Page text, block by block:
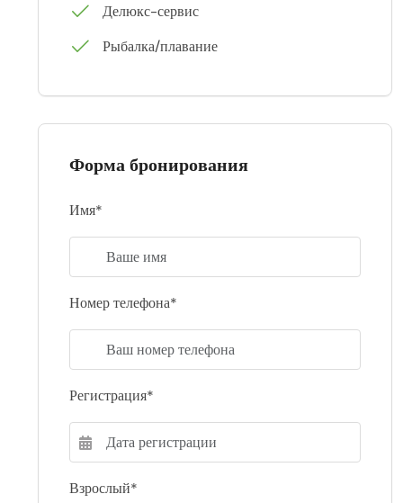
Делюкс-сервис
Рыбалка/плавание
Форма бронирования
Имя*
Номер телефона*
Регистрация*
Взрослый*